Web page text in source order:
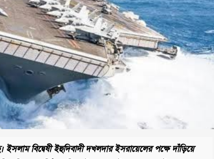
বিদ্বেষী ইহুদিবাদী দখলদার ইসরায়েলের পক্ষে দাঁড়িয়ে